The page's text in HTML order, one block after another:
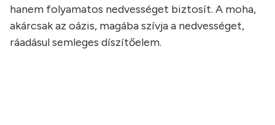
hanem folyamatos nedvességet biztosít. A moha,
akárcsak az oázis, magába szívja a nedvességet,
ráadásul semleges díszítőelem.